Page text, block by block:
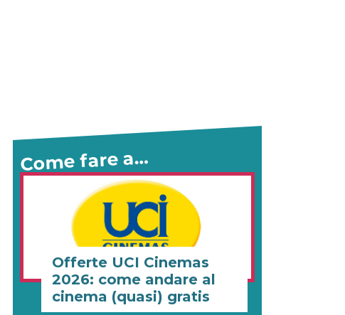
Come fare a…
Offerte UCI Cinemas
2026: come andare al
cinema (quasi) gratis